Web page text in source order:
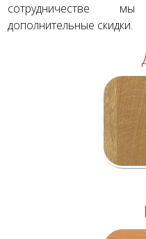
сотрудничестве
дополнительные скидки.